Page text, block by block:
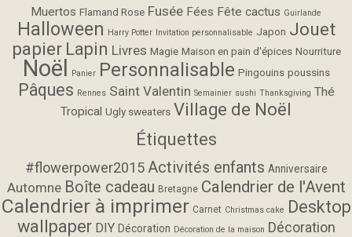
Muertos Flamand Rose Fusée Fées Fête cactus Guirlande
Halloween Harry Potter Invitation personnalisable Japon Jouet
papier Lapin Livres Magie Maison en pain d'épices Nourriture
Noël Panier Personnalisable Pingouins poussins
Pâques Rennes Saint Valentin Semainier sushi Thanksgiving Thé
Tropical Ugly sweaters Village de Noël
Étiquettes
#flowerpower2015 Activités enfants Anniversaire
Automne Boîte cadeau Bretagne Calendrier de l'Avent
Calendrier à imprimer Carnet Christmas cake Desktop
wallpaper DIY Décoration Décoration de la maison Décoration